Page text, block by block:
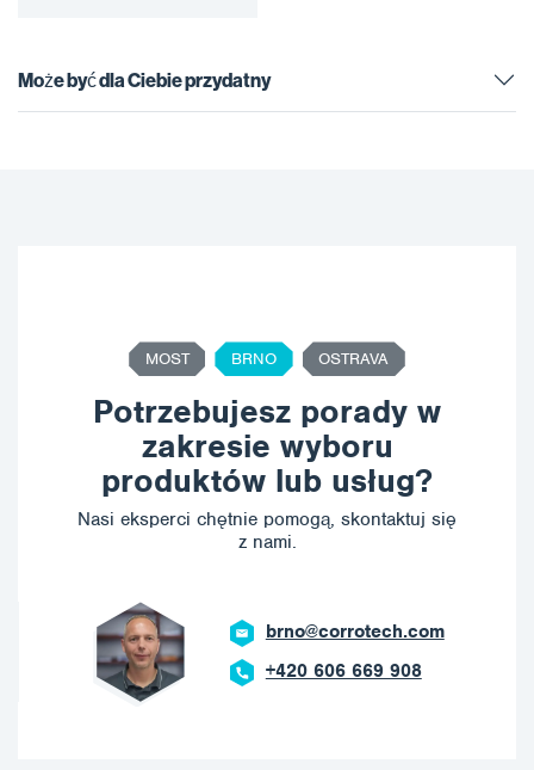
Może być dla Ciebie przydatny
MOST BRNO OSTRAVA
Potrzebujesz porady w
zakresie wyboru
produktów lub usług?
Nasi eksperci chętnie pomogą, skontaktuj się
z nami.
brno@corrotech.com
+420 606 669 908